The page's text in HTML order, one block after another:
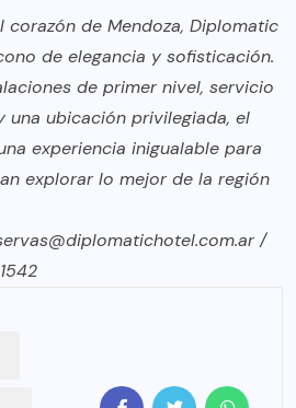
corazón de Mendoza, Diplomatic
de elegancia y sofisticación.
de primer nivel, servicio
una ubicación privilegiada, el
experiencia inigualable para
explorar lo mejor de la región
/